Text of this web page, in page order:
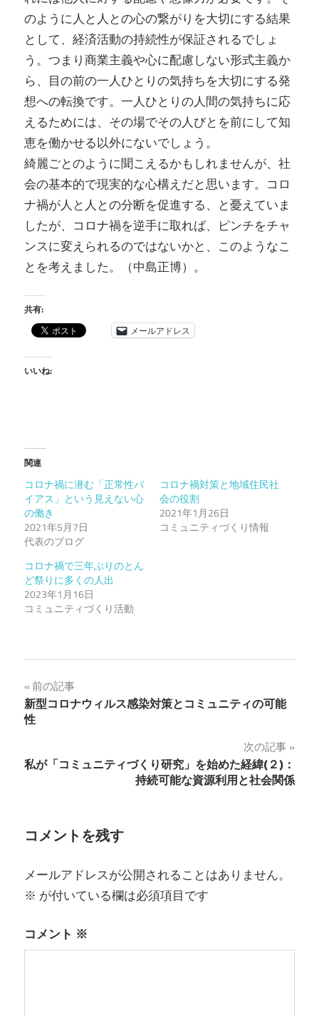
のように人と人との心の繋がりを大切にする結果
として、経済活動の持続性が保証されるでしょ
う。つまり商業主義や心に配慮しない形式主義か
ら、目の前の一人ひとりの気持ちを大切にする発
想への転換です。一人ひとりの人間の気持ちに応
えるためには、その場でその人びとを前にして知
恵を働かせる以外にないでしょう。
綺麗ごとのように聞こえるかもしれませんが、社
会の基本的で現実的な心構えだと思います。コロ
ナ禍が人と人との分断を促進する、と憂えていま
したが、コロナ禍を逆手に取れば、ピンチをチャ
ンスに変えられるのではないかと、このようなこ
とを考えました。（中島正博）。
共有:
メールアドレス
いいね:
関連
コロナ禍に潜む「正常性バ
イアス」という見えない心
の働き
2021年5月7日
代表のブログ
コロナ禍対策と地域住民社
会の役割
2021年1月26日
コミュニティづくり情報
コロナ禍で三年ぶりのとん
ど祭りに多くの人出
2023年1月16日
コミュニティづくり活動
投
稿
ビ
ー
ョ
前の記事
新型コロナウィルス感染対策とコミュニティの可能
性
次の記事
私が「コミュニティづくり研究」を始めた経緯(２)：
持続可能な資源利用と社会関係
コメントを残す
メールアドレスが公開されることはありません。
※ が付いている欄は必須項目です
コメント ※